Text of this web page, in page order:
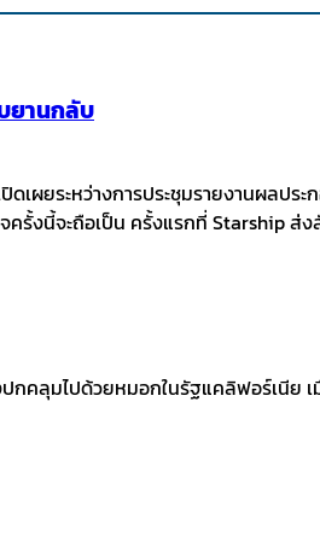
ยานกลับ
ผยระหว่างการประชุมรายงานผลปร
นี้จะถือเป็น ครั้งแรกที่ Starship ส่ง
คลุมไปด้วยหมอกในรัฐแคลิฟอร์เนีย เ